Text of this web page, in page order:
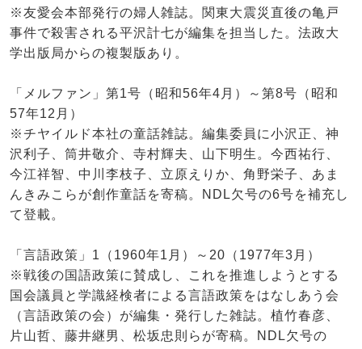
※友愛会本部発行の婦人雑誌。関東大震災直後の亀戸
事件で殺害される平沢計七が編集を担当した。法政大
学出版局からの複製版あり。
「メルファン」第1号（昭和56年4月）～第8号（昭和
57年12月）
※チヤイルド本社の童話雑誌。編集委員に小沢正、神
沢利子、筒井敬介、寺村輝夫、山下明生。今西祐行、
今江祥智、中川李枝子、立原えりか、角野栄子、あま
んきみこらが創作童話を寄稿。NDL欠号の6号を補充し
て登載。
「言語政策」1（1960年1月）～20（1977年3月）
※戦後の国語政策に賛成し、これを推進しようとする
国会議員と学識経検者による言語政策をはなしあう会
（言語政策の会）が編集・発行した雑誌。植竹春彦、
片山哲、藤井継男、松坂忠則らが寄稿。NDL欠号の